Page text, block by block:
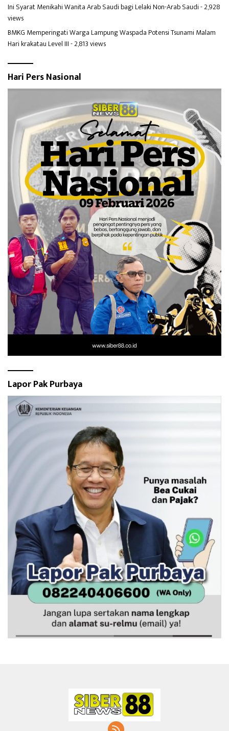
Ini Syarat Menikahi Wanita Arab Saudi bagi Lelaki Non-Arab Saudi- 2,928
views
BMKG Memperingati Warga Lampung Waspada Potensi Tsunami Malam
Hari krakatau Level III- 2,813 views
Hari Pers Nasional
Lapor Pak Purbaya